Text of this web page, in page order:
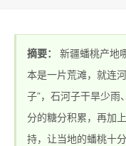
摘要：
新疆蟠桃产地
本是一片荒滩，就连
子”，石河子干旱少
分的糖分积累，再加
持，让当地的蟠桃十